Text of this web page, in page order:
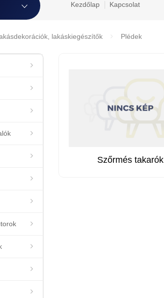
Kezdőlap Kapcsolat
lakáskiegészítők Plédek
Szőrmés takarók